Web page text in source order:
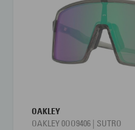
OAKLEY
OAKLEY 0OO9406 | SUTRO